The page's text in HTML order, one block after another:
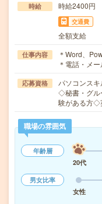
時給 時給2400円
交通費
全額支給
仕事内容
＊Word、
＊電話・メ
応募資格
パソコンス
◇秘書・グル
験がある方◇
職場の雰囲気
年齢層
20代
男女比率
女性